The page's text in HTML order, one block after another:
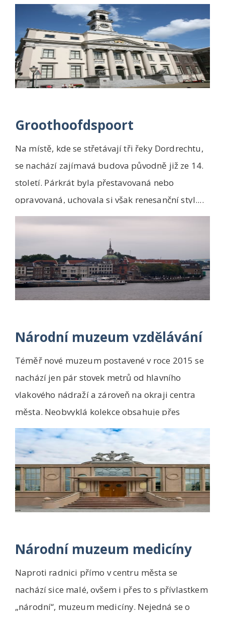
Groothoofdspoort
Na místě, kde se střetávají tři řeky Dordrechtu,
se nachází zajímavá budova původně již ze 14.
století. Párkrát byla přestavovaná nebo
opravovaná, uchovala si však renesanční styl....
Národní muzeum vzdělávání
Téměř nové muzeum postavené v roce 2015 se
nachází jen pár stovek metrů od hlavního
vlakového nádraží a zároveň na okraji centra
města. Neobvyklá kolekce obsahuje přes
350 000 obje...
Národní muzeum medicíny
Naproti radnici přímo v centru města se
nachází sice malé, ovšem i přes to s přívlastkem
„národní“, muzeum medicíny. Nejedná se o